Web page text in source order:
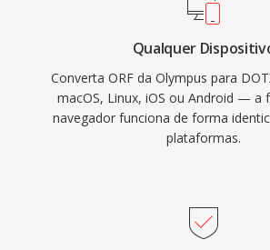
Qualquer
Converta ORF da Olympus para
macOS, Linux, iOS ou Android — a
navegador funciona de forma
plataformas.